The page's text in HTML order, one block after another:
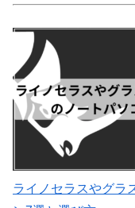
ライノセラスやグラ